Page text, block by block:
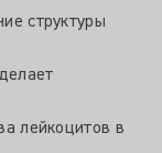
структуры
лейкоцитов в